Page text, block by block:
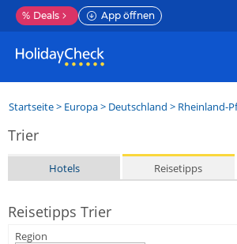
% Deals App öffnen
Startseite> Europa> Deutschland > Rheinland-
Trier
Hotels Reisetipps
Reisetipps Trier
Region